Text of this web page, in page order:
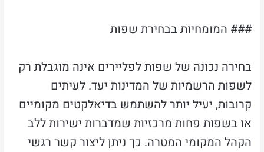
### המומחיות בבחירת שפות
בחירה נכונה של שפות לפליירים אינה מוגבלת רק
לשפות הרשמיות של המדינות יעד. לעיתים
קרובות, יעיל יותר להשתמש בדיאלקטים מקומיים
או בשפות פחות מרכזיות שמדברות ישירות ללב
הקהל המקומי המטרה. כך ניתן ליצור קשר רגשי